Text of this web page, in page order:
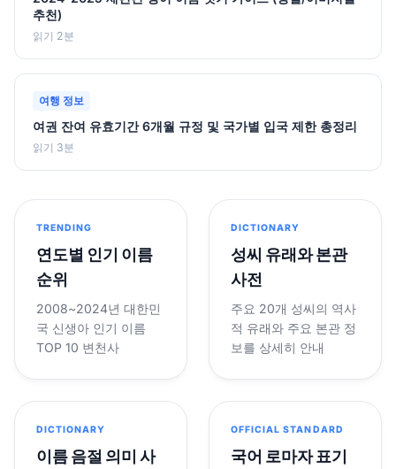
추천)
읽기 2분
여행 정보
여권 잔여 유효기간 6개월 규정 및 국가별 입국 제한 총정리
읽기 3분
TRENDING
연도별 인기 이름
순위
2008~2024년 대한민
국 신생아 인기 이름
TOP 10 변천사
DICTIONARY
성씨 유래와 본관
사전
주요 20개 성씨의 역사
적 유래와 주요 본관 정
보를 상세히 안내
DICTIONARY
이름 음절 의미 사
OFFICIAL STANDARD
국어 로마자 표기